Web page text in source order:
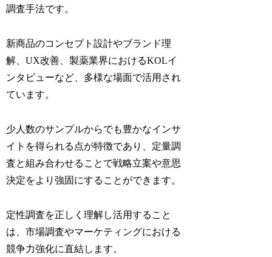
調査手法です。
新商品のコンセプト設計やブランド理
解、UX改善、製薬業界におけるKOLイ
ンタビューなど、多様な場面で活用され
ています。
少人数のサンプルからでも豊かなインサ
イトを得られる点が特徴であり、定量調
査と組み合わせることで戦略立案や意思
決定をより強固にすることができます。
定性調査を正しく理解し活用すること
は、市場調査やマーケティングにおける
競争力強化に直結します。